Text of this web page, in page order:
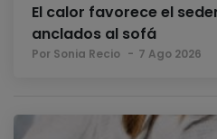
El calor favorece el
anclados al sofá
Por Sonia Recio 7 Ago 2026